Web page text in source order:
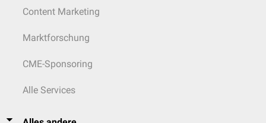
Content Marketing
Marktforschung
CME-Sponsoring
Alle Services